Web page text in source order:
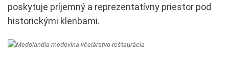
poskytuje príjemný a reprezentatívny priestor pod
historickými klenbami.